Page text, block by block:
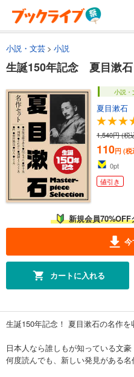
小説・文芸 小説
生誕150年記念 夏目漱
小説・
夏目漱石
1,540円 (税
110円 (税
0pt
値引き
新規会員70%OFF
今
カートに入れる
生誕150年記念！ 夏目漱石の名作を
日本人なら誰しもが知っている文
何度読んでも、新しい発見がある名